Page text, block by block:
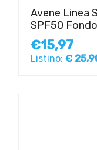
Avene Linea
SPF50
€15,97
Listino: €